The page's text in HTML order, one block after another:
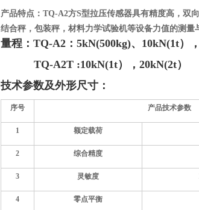
产品特点：TQ-A2方S型拉压传感器具有精度高，双
结合秤，包装秤，材料力学试验机等设备力值的测量
量程：TQ-A2：5kN(500kg)、 10kN(1t）
TQ-A2T :10kN(1t），20kN(2t）
技术参数及外形尺寸：
序号 产品技术参数
1 额定载荷
2 综合精度
3 灵敏度
4 零点平衡